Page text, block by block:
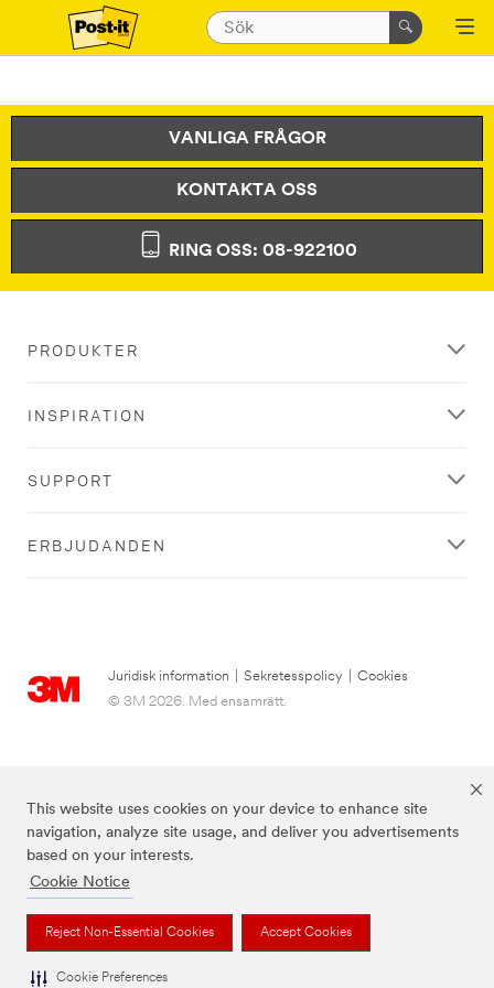
This website uses cookies on your device to enhance site
navigation, analyze site usage, and deliver you advertisements
based on your interests.
Cookie Notice
Reject Non-Essential Cookies Accept Cookies
Cookie Preferences
VANLIGA FRÅGOR
KONTAKTA OSS
RING OSS: 08-922100
PRODUKTER
INSPIRATION
SUPPORT
ERBJUDANDEN
Juridisk information Sekretesspolicy
Cookies
© 3M 2026. Med ensamrätt.
3M, Post-it® och färgen Canary Yellow™ är varumärken som tillhör 3M.